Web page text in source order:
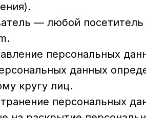
— любой
персональных
данных
кругу лиц.
персональных